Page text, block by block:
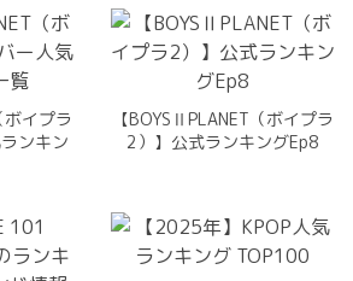
ボイプラ
ンキン
【BOYSⅡPLANET（ボイプラ
2）】公式ランキングEp8